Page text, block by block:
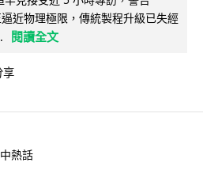
近物理極限，傳統製程升級已失經
閱讀全文
享
熱話